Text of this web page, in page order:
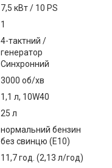
7,5 кВт / 10 PS
1
4-тактний /
генератор
Синхронний
3000 об/хв
1,1 л, 10W40
25 л
нормальний бензин
без свинцю (E10)
11,7 год. (2,13 л/год)